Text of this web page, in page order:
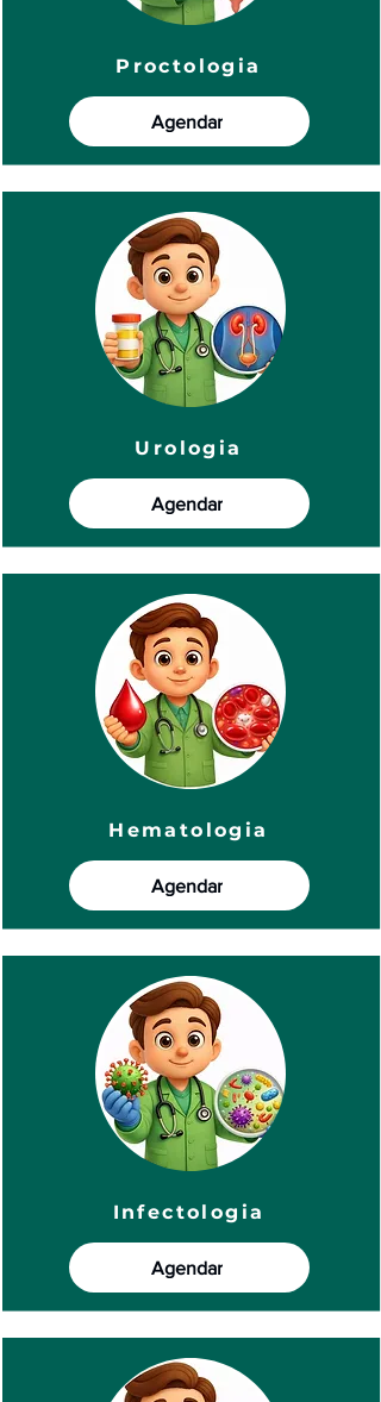
Proctologia
Agendar
Urologia
Agendar
Hematologia
Agendar
Infectologia
Agendar